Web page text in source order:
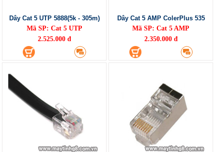
Dây Cat 5 UTP 5888(5k - 305m)
Mã SP: Cat 5 UTP
2.525.000 đ
Dây Cat 5 AMP ColerPlus 535
Mã SP: Cat 5 AMP
2.350.000 đ